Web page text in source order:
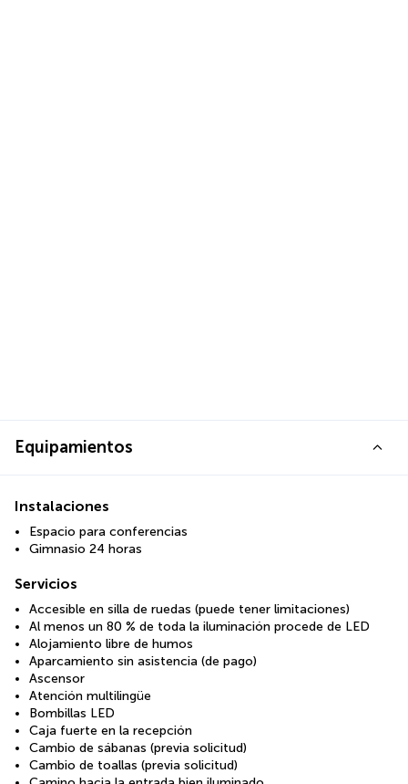
Equipamientos
Instalaciones
Espacio para conferencias
Gimnasio 24 horas
Servicios
Accesible en silla de ruedas (puede tener limitaciones)
Al menos un 80 % de toda la iluminación procede de LED
Alojamiento libre de humos
Aparcamiento sin asistencia (de pago)
Ascensor
Atención multilingüe
Bombillas LED
Caja fuerte en la recepción
Cambio de sábanas (previa solicitud)
Cambio de toallas (previa solicitud)